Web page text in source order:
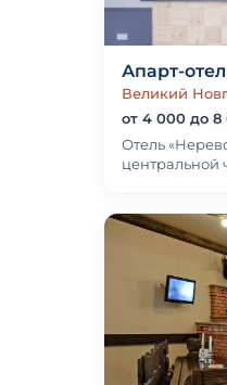
Апарт-
Великий
от 4 000 до
Отель
центральной